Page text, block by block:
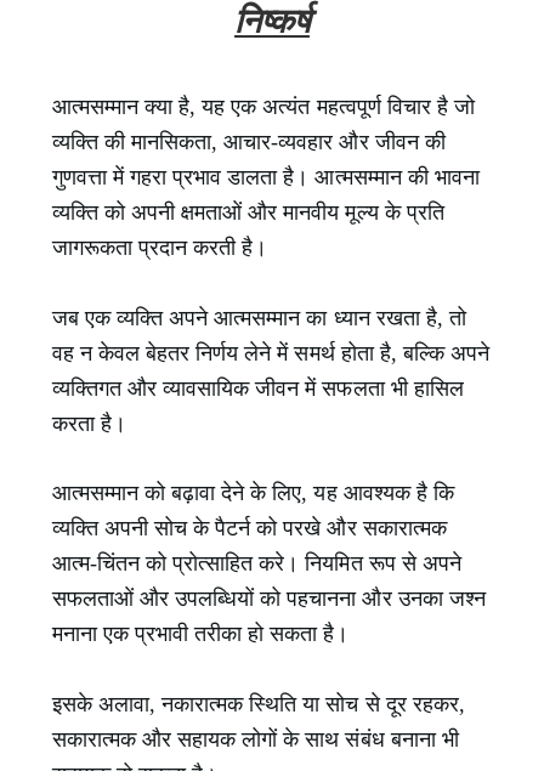
निष्कर्ष
आत्मसम्मान क्या है, यह एक अत्यंत महत्वपूर्ण विचार है जो
व्यक्ति की मानसिकता, आचार-व्यवहार और जीवन की
गुणवत्ता में गहरा प्रभाव डालता है। आत्मसम्मान की भावना
व्यक्ति को अपनी क्षमताओं और मानवीय मूल्य के प्रति
जागरूकता प्रदान करती है।
जब एक व्यक्ति अपने आत्मसम्मान का ध्यान रखता है, तो
वह न केवल बेहतर निर्णय लेने में समर्थ होता है, बल्कि अपने
व्यक्तिगत और व्यावसायिक जीवन में सफलता भी हासिल
करता है।
आत्मसम्मान को बढ़ावा देने के लिए, यह आवश्यक है कि
व्यक्ति अपनी सोच के पैटर्न को परखे और सकारात्मक
आत्म-चिंतन को प्रोत्साहित करे। नियमित रूप से अपने
सफलताओं और उपलब्धियों को पहचानना और उनका जश्न
मनाना एक प्रभावी तरीका हो सकता है।
इसके अलावा, नकारात्मक स्थिति या सोच से दूर रहकर,
सकारात्मक और सहायक लोगों के साथ संबंध बनाना भी